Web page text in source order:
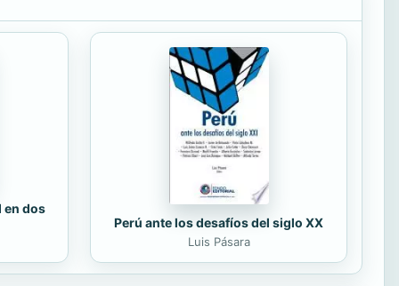
en dos
Perú ante los desafíos del siglo XX
Luis Pásara